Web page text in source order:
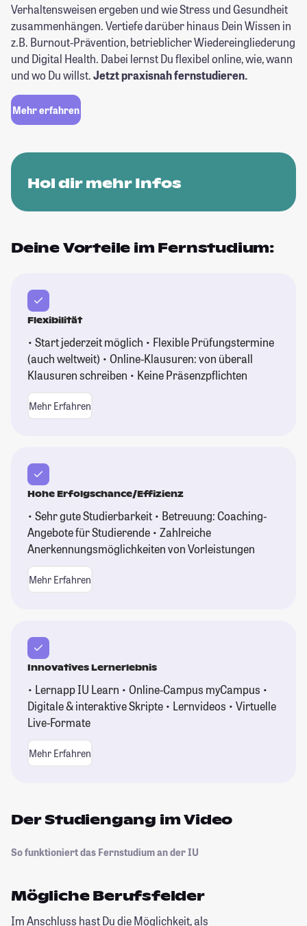
Verhaltensweisen ergeben und wie Stress und Gesundheit
zusammenhängen. Vertiefe darüber hinaus Dein Wissen in
z.B. Burnout-Prävention, betrieblicher Wiedereingliederung
und Digital Health. Dabei lernst Du flexibel online, wie, wann
und wo Du willst.Jetzt praxisnah fernstudieren.
Mehr erfahren
Hol dir mehr Infos
Deine Vorteile im Fernstudium:
Flexibilität
• Start jederzeit möglich • Flexible Prüfungstermine
(auch weltweit) • Online-Klausuren: von überall
Klausuren schreiben • Keine Präsenzpflichten
Mehr Erfahren
Hohe Erfolgschance/Effizienz
• Sehr gute Studierbarkeit • Betreuung: Coaching-
Angebote für Studierende • Zahlreiche
Anerkennungsmöglichkeiten von Vorleistungen
Mehr Erfahren
Innovatives Lernerlebnis
• Lernapp IU Learn • Online-Campus myCampus •
Digitale & interaktive Skripte • Lernvideos • Virtuelle
Live-Formate
Mehr Erfahren
Der Studiengang im Video
So funktioniert das Fernstudium an der IU
Mögliche Berufsfelder
Im Anschluss hast Du die Möglichkeit, als